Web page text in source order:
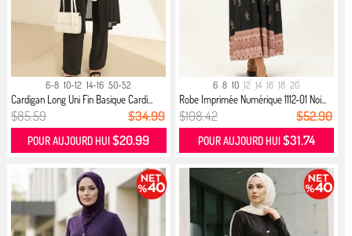
6-8 10-12 14-16 50-52
Cardigan Long Uni Fin Basique Cardi...
$85.59 $34.99
POUR AUJOURD HUI$20.99
6 8 10 12 14 16 18 20
Robe Imprimée Numérique 1112-01 Noi...
$108.42 $52.90
POUR AUJOURD HUI $31.74